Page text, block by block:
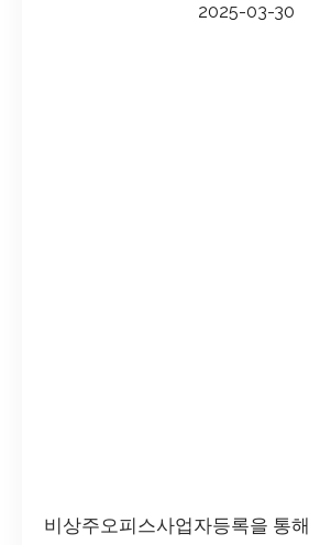
2025-03-30
비상주오피스사업자등록을 통